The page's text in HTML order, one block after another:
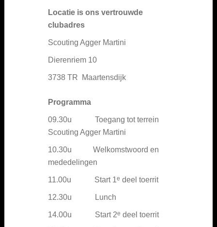
Locatie is ons vertrouwde
clubadres
Scouting Agger Martini
Dierenriem 10
3738 TR Maartensdijk
Programma
09.30u Toegang tot terrein
Scouting Agger Martini
10.30u Welkomstwoord en
mededelingen
11.00u Start 1e deel toerrit
12.30u Lunch
14.00u Start 2e deel toerrit